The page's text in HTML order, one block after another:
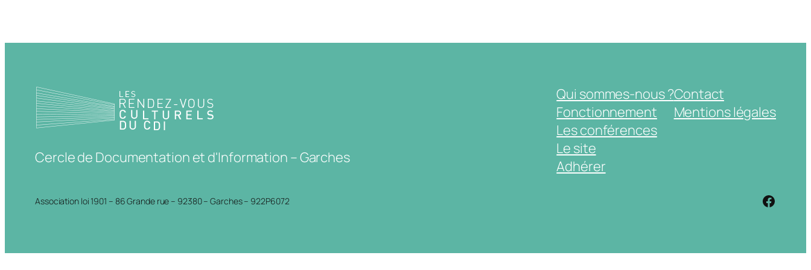
Cercle de Documentation et d'Information – Garches
Qui sommes-nous ?
Fonctionnement
Les conférences
Le site
Adhérer
Contact
Mentions légales
Association loi 1901 – 86 Grande rue – 92380 – Garches – 922P6072